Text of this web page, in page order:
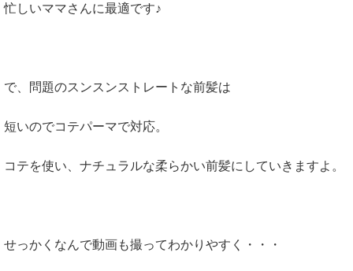
忙しいママさんに最適です♪
で、問題のスンスンストレートな前髪は
短いのでコテパーマで対応。
コテを使い、ナチュラルな柔らかい前髪にしていきますよ。
せっかくなんで動画も撮ってわかりやすく・・・